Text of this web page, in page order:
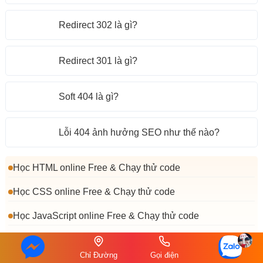
Redirect 302 là gì?
Redirect 301 là gì?
Soft 404 là gì?
Lỗi 404 ảnh hưởng SEO như thế nào?
Học HTML online Free & Chạy thử code
Học CSS online Free & Chạy thử code
Học JavaScript online Free & Chạy thử code
Học PHP online Free & Chạy thử code
Chỉ Đường Gọi điện